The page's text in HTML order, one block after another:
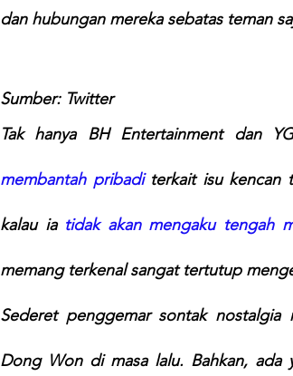
dan hubungan mereka sebatas teman
Sumber: Twitter
membantah pribadi terkait isu kencan
kalau ia tidak akan mengaku tengah
memang terkenal sangat tertutup
Sederet penggemar sontak
Dong Won di masa lalu. Bahkan, ada